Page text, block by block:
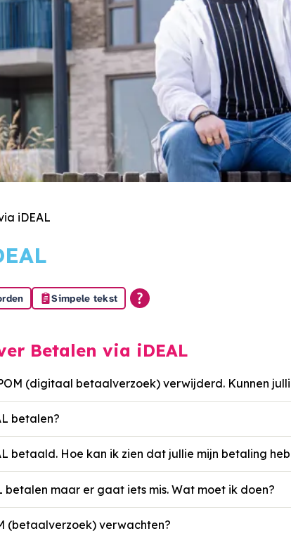
iDEAL
Simpele tekst
Betalen via iDEAL
(digitaal betaalverzoek) verwijderd. Kunnen
betalen?
betaald. Hoe kan ik zien dat jullie mijn betaling
betalen maar er gaat iets mis. Wat moet ik doen?
(betaalverzoek) verwachten?